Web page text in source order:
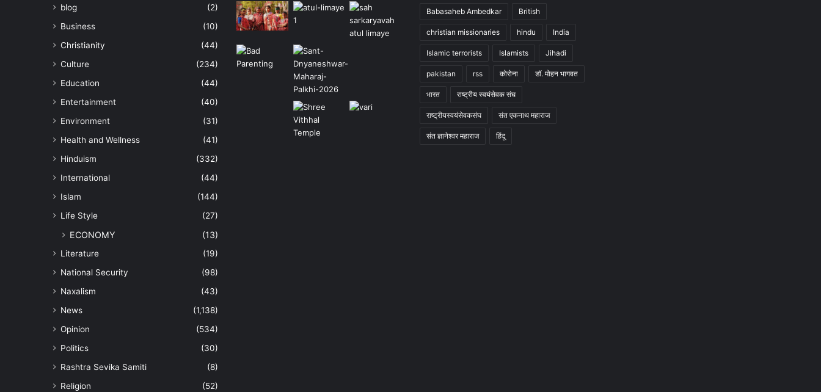
blog
(2)
Business
(10)
Christianity
(44)
Culture
(234)
Education
(44)
Entertainment
(40)
Environment
(31)
Health and Wellness
(41)
Hinduism
(332)
International
(44)
Islam
(144)
Life Style
(27)
ECONOMY (13)
Literature
(19)
National Security
(98)
Naxalism
(43)
News
(1,138)
Opinion
(534)
Politics
(30)
Rashtra Sevika Samiti
(8)
Religion
(52)
Babasaheb Ambedkar British
christian missionaries hindu India
Islamic terrorists Islamists Jihadi
pakistan rss कोरोना डॉ. मोहन भागवत
भारत राष्ट्रीय स्वयंसेवक संघ
राष्ट्रीयस्वयंसेवकसंघ संत एकनाथ महाराज
संत ज्ञानेश्वर महाराज हिंदू